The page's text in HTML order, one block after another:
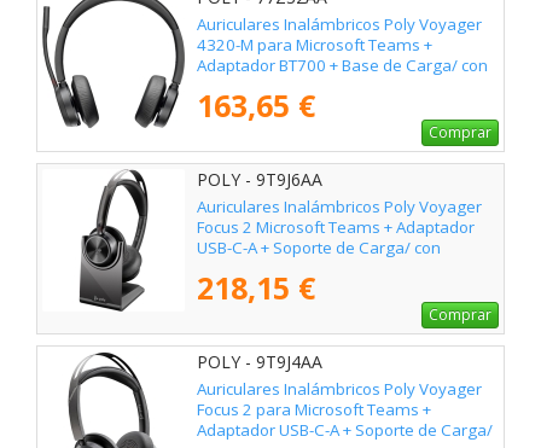
Auriculares Inalámbricos Poly Voyager
4320-M para Microsoft Teams +
Adaptador BT700 + Base de Carga/ con
163,65 €
Comprar
POLY - 9T9J6AA
Auriculares Inalámbricos Poly Voyager
Focus 2 Microsoft Teams + Adaptador
USB-C-A + Soporte de Carga/ con
218,15 €
Comprar
POLY - 9T9J4AA
Auriculares Inalámbricos Poly Voyager
Focus 2 para Microsoft Teams +
Adaptador USB-C-A + Soporte de Carga/